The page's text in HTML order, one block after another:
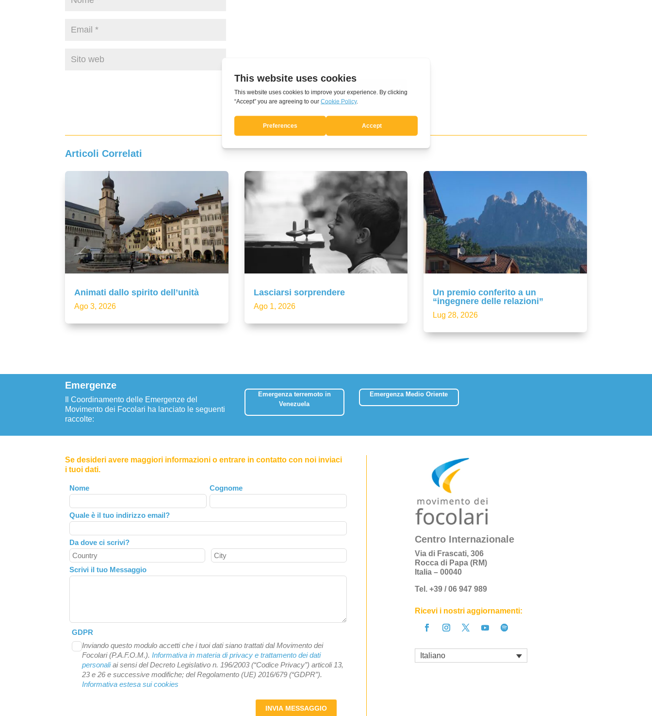
Invia commento
Articoli Correlati
Animati dallo spirito dell’unità
Ago 3, 2026
Lasciarsi sorprendere
Ago 1, 2026
Un premio conferito a un
“ingegnere delle relazioni”
Lug 28, 2026
Emergenze
Il Coordinamento delle Emergenze del
Movimento dei Focolari ha lanciato le seguenti
raccolte:
Emergenza terremoto in
Venezuela
Emergenza Medio Oriente
Se desideri avere maggiori informazioni o entrare in contatto con noi inviaci
i tuoi dati.
Leave
this
field
blank
Nome Cognome
Quale è il tuo indirizzo email?
Da dove ci scrivi?
Scrivi il tuo Messaggio
GDPR
Inviando questo modulo accetti che i tuoi dati siano trattati dal Movimento dei
Focolari (P.A.F.O.M.).Informativa in materia di privacy e trattamento dei dati
personaliai sensi del Decreto Legislativo n. 196/2003 (“Codice Privacy”) articoli 13,
23 e 26 e successive modifiche; del Regolamento (UE) 2016/679 (“GDPR”).
Informativa estesa sui cookies
INVIA MESSAGGIO
Centro Internazionale
Via di Frascati, 306
Rocca di Papa (RM)
Italia – 00040
Tel. +39 / 06 947 989
Ricevi i nostri aggiornamenti:
Italiano